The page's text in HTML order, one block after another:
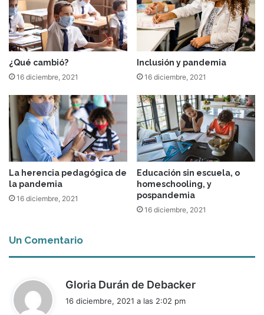
¿Qué cambió?
16 diciembre, 2021
Inclusión y pandemia
16 diciembre, 2021
La herencia pedagógica de
la pandemia
16 diciembre, 2021
Educación sin escuela, o
homeschooling, y
pospandemia
16 diciembre, 2021
Un Comentario
Gloria Durán de Debacker
16 diciembre, 2021 a las 2:02 pm